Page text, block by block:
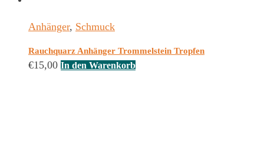
Anhänger, Schmuck
Rauchquarz Anhänger Trommelstein Tropfen
€15,00 In den Warenkorb